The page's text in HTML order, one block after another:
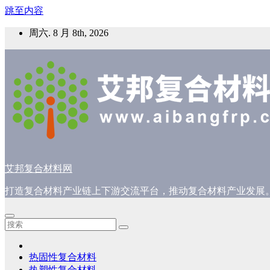
跳至内容
周六. 8 月 8th, 2026
艾邦复合材料网
打造复合材料产业链上下游交流平台，推动复合材料产业发展
热固性复合材料